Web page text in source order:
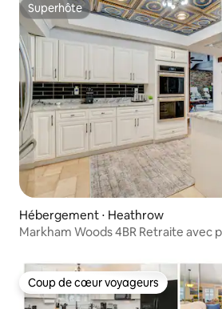
Superhôte
Superhôte
Hébergement ⋅ Heathrow
Markham Woods 4BR Retraite avec
Coup de cœur voyageurs
Coup de cœur voyageurs